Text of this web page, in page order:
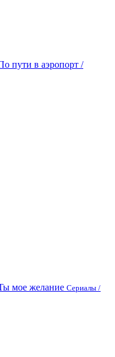
пути в аэропорт /
мое желание Сериалы /